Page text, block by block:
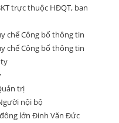
trực thuộc HĐQT, ban
chế Công bố thông tin
chế Công bố thông tin
trị
nội bộ
lớn Đinh Văn Đức